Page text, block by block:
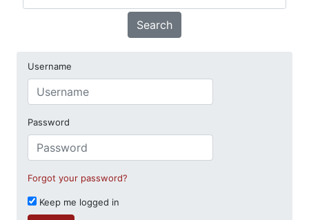
Search
Username
Password
Forgot your password?
Keep me logged in